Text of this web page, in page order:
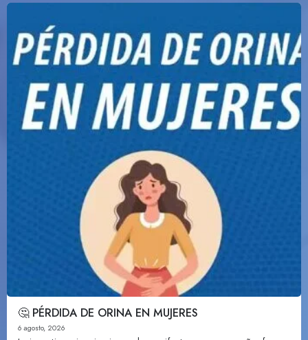
🤔 PÉRDIDA DE ORINA EN MUJERES
6 agosto, 2026